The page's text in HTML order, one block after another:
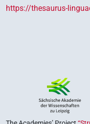
https://thesaurus-